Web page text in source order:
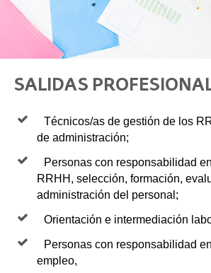
SALIDAS
Técnicos/as de gestión de los
de administración;
Personas con responsabilidad
RRHH, selección, formación,
administración del personal;
Orientación e intermediación
Personas con responsabilidad
empleo,